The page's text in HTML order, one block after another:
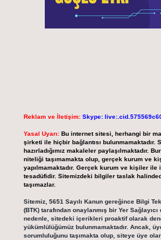
Reklam ve İletişim: Skype:
Yasal Uyarı: Bu internet sitesi, herhangi bir
şirketi ile hiçbir bağlantısı bulunmamaktadır.
hazırladığımız makaleler paylaşılmaktadır.
niteliği taşımamakta olup, gerçek kurum ve
yapılmamaktadır. Gerçek kurum ve kişiler
tesadüfidir. Sitemizdeki bilgiler taslak
taşımazlar.
Sitemiz, 5651 Sayılı Kanun gereğince Bilgi
(BTK) tarafından onaylanmış bir Yer
nedenle, sitedeki içerikleri proaktif olarak
yükümlülüğümüz bulunmamaktadır. Ancak,
sorumluluğunu taşımakta olup, siteye üye